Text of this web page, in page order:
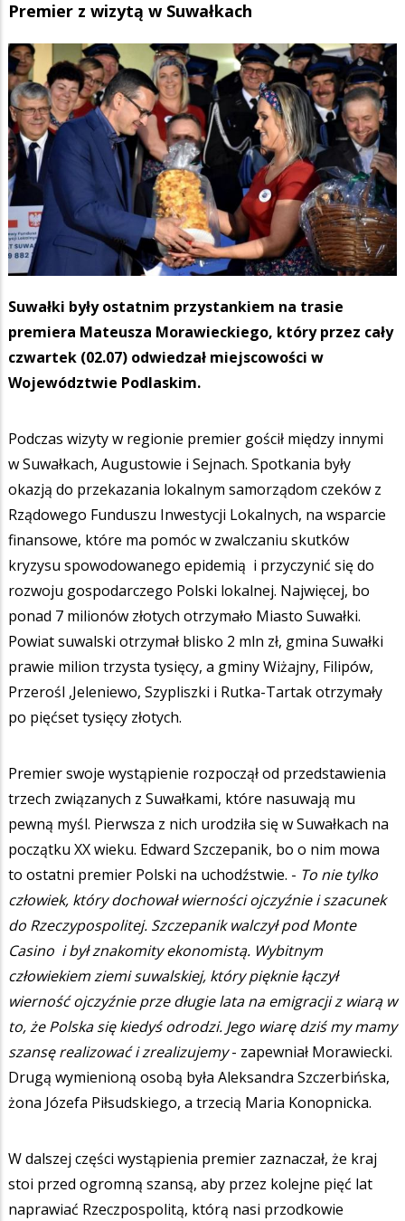
Premier z wizytą w Suwałkach
Suwałki były ostatnim przystankiem na trasie
premiera Mateusza Morawieckiego, który przez cały
czwartek (02.07) odwiedzał miejscowości w
Województwie Podlaskim.
Podczas wizyty w regionie premier gościł między innymi
w Suwałkach, Augustowie i Sejnach. Spotkania były
okazją do przekazania lokalnym samorządom czeków z
Rządowego Funduszu Inwestycji Lokalnych, na wsparcie
finansowe, które ma pomóc w zwalczaniu skutków
kryzysu spowodowanego epidemią i przyczynić się do
rozwoju gospodarczego Polski lokalnej. Najwięcej, bo
ponad 7 milionów złotych otrzymało Miasto Suwałki.
Powiat suwalski otrzymał blisko 2 mln zł, gmina Suwałki
prawie milion trzysta tysięcy, a gminy Wiżajny, Filipów,
Przerośl ,Jeleniewo, Szypliszki i Rutka-Tartak otrzymały
po pięćset tysięcy złotych.
Premier swoje wystąpienie rozpoczął od przedstawienia
trzech związanych z Suwałkami, które nasuwają mu
pewną myśl. Pierwsza z nich urodziła się w Suwałkach na
początku XX wieku. Edward Szczepanik, bo o nim mowa
to ostatni premier Polski na uchodźstwie. - To nie tylko
człowiek, który dochował wierności ojczyźnie i szacunek
do Rzeczypospolitej. Szczepanik walczył pod Monte
Casino i był znakomity ekonomistą. Wybitnym
człowiekiem ziemi suwalskiej, który pięknie łączył
wierność ojczyźnie prze długie lata na emigracji z wiarą w
to, że Polska się kiedyś odrodzi. Jego wiarę dziś my mamy
szansę realizować i zrealizujemy- zapewniał Morawiecki.
Drugą wymienioną osobą była Aleksandra Szczerbińska,
żona Józefa Piłsudskiego, a trzecią Maria Konopnicka.
W dalszej części wystąpienia premier zaznaczał, że kraj
stoi przed ogromną szansą, aby przez kolejne pięć lat
naprawiać Rzeczpospolitą, którą nasi przodkowie